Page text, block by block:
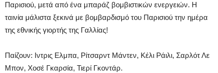
Παρισιού, μετά από ένα μπαράζ βομβιστικών ενεργειών. Η
ταινία μάλιστα ξεκινά με βομβαρδισμό του Παρισιού την ημέρα
της εθνικής γιορτής της Γαλλίας!
Παίζουν: Ιντρις Ελμπα, Ρίτσαρντ Μάντεν, Κέλι Ράιλι, Σαρλότ Λε
Μπον, Χοσέ Γκαρσία, Τιερί Γκοντάρ.